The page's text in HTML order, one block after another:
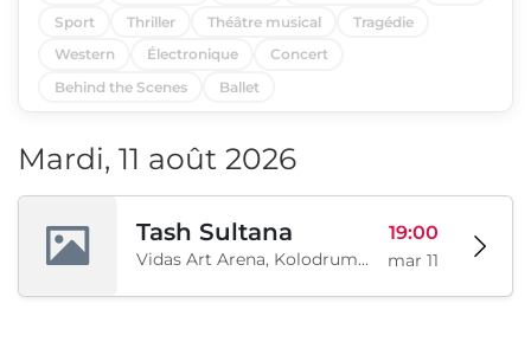
Sport
Thriller Théâtre musical
Tragédie
Western
Électronique
Concert
Behind the Scenes
Ballet
Mardi, 11 août 2026
Tash Sultana
Vidas Art Arena, Kolodrum, Borisova gradina, Sofia, BG
19:00
mar 11